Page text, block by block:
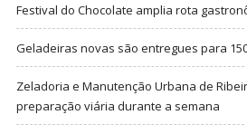
Festival do Chocolate amplia rota
Geladeiras novas são entregues para
Zeladoria e Manutenção Urbana de
preparação viária durante a semana